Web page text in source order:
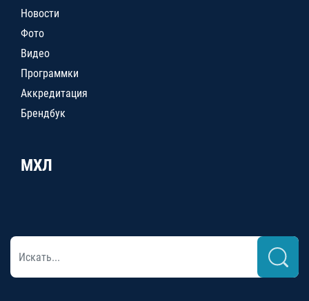
Новости
Фото
Видео
Программки
Аккредитация
Брендбук
МХЛ